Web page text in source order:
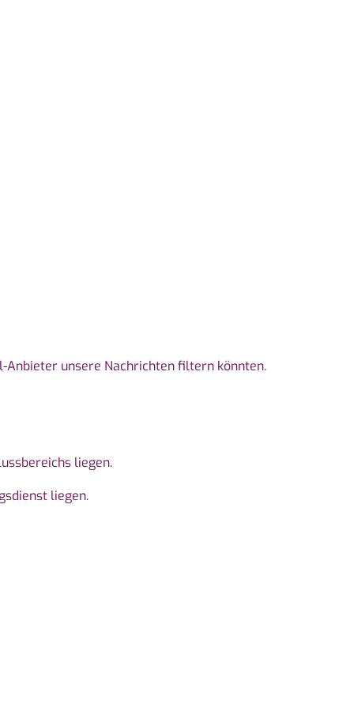
Anbieter unsere Nachrichten filtern könnten.
liegen.
liegen.